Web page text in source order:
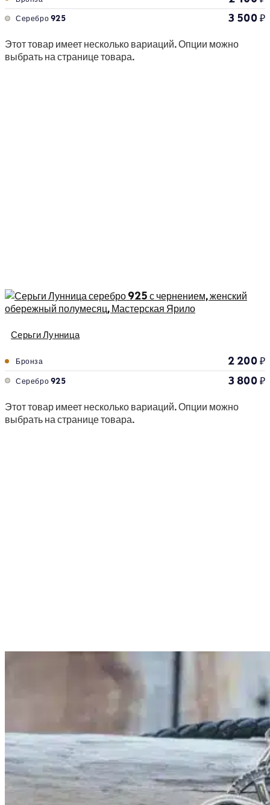
Серебро 925 3 500₽
Этот товар имеет несколько вариаций. Опции можно
выбрать на странице товара.
Серьги Лунница
Бронза 2 200₽
Серебро 925 3 800₽
Этот товар имеет несколько вариаций. Опции можно
выбрать на странице товара.